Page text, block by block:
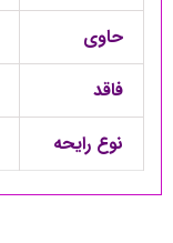
حاوی
فاقد
نوع رایحه